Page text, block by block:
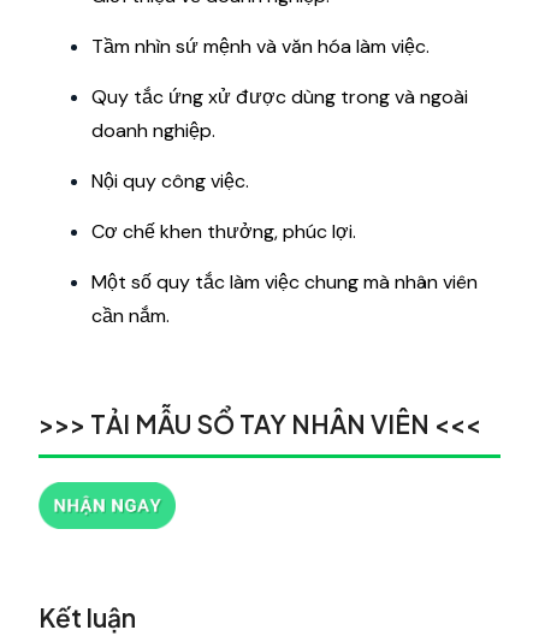
Tầm nhìn sứ mệnh và văn hóa làm việc.
Quy tắc ứng xử được dùng trong và ngoài
doanh nghiệp.
Nội quy công việc.
Cơ chế khen thưởng, phúc lợi.
Một số quy tắc làm việc chung mà nhân viên
cần nắm.
>>> TẢI MẪU SỔ TAY NHÂN VIÊN <<<
Kết luận